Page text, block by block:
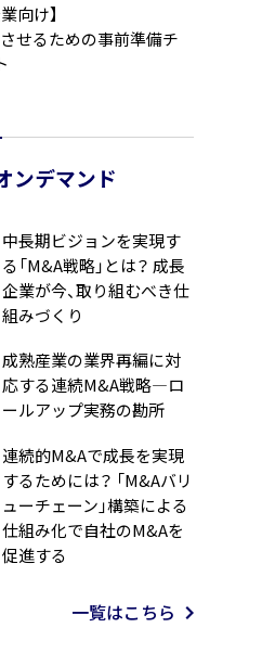
向け】
せるための事前準備チ
ンデマンド
中長期ビジョンを実現す
る「M&A戦略」とは？ 成長
企業が今、取り組むべき仕
組みづくり
成熟産業の業界再編に対
応する連続M&A戦略―ロ
ールアップ実務の勘所
連続的M&Aで成長を実現
するためには？ 「M&Aバリ
ューチェーン」構築による
仕組み化で自社のM&Aを
促進する
一覧はこちら